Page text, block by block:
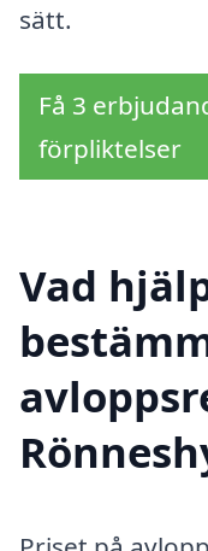
sätt.
Få 3
förpliktelser
Vad